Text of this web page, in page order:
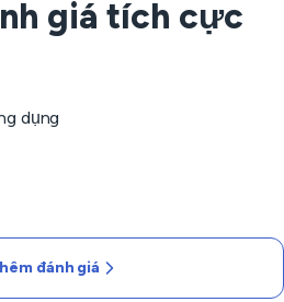
giá tích cực
dụng
đánh giá